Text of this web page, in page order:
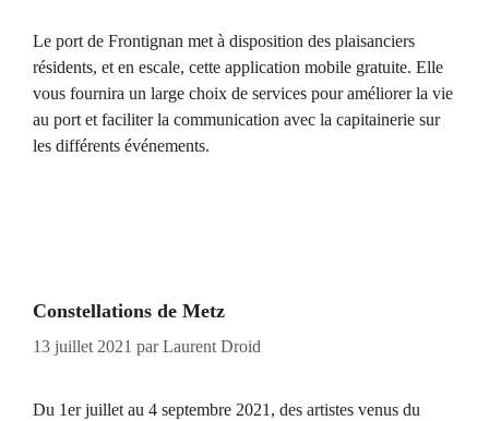
Le port de Frontignan met à disposition des plaisanciers
résidents, et en escale, cette application mobile gratuite. Elle
vous fournira un large choix de services pour améliorer la vie
au port et faciliter la communication avec la capitainerie sur
les différents événements.
Constellations de Metz
13 juillet 2021 parLaurent Droid
Du 1er juillet au 4 septembre 2021, des artistes venus du